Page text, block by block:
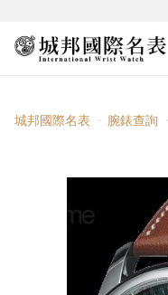
城邦國際名表 腕錶查詢